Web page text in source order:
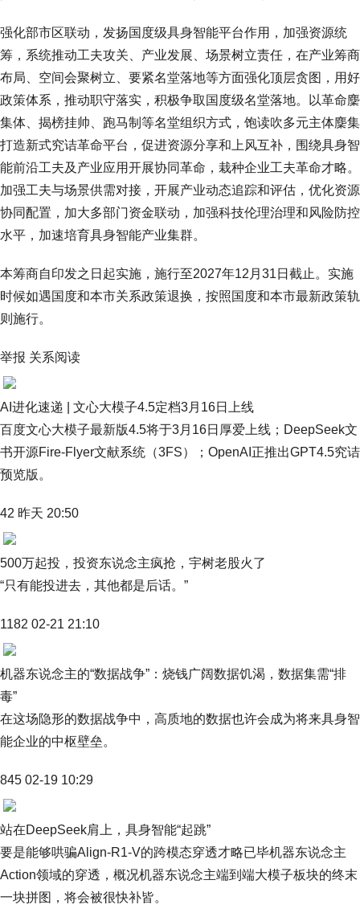
强化部市区联动，发扬国度级具身智能平台作用，加强资源统
筹，系统推动工夫攻关、产业发展、场景树立责任，在产业筹商
布局、空间会聚树立、要紧名堂落地等方面强化顶层贪图，用好
政策体系，推动职守落实，积极争取国度级名堂落地。以革命麇
集体、揭榜挂帅、跑马制等名堂组织方式，饱读吹多元主体麇集
打造新式究诘革命平台，促进资源分享和上风互补，围绕具身智
能前沿工夫及产业应用开展协同革命，栽种企业工夫革命才略。
加强工夫与场景供需对接，开展产业动态追踪和评估，优化资源
协同配置，加大多部门资金联动，加强科技伦理治理和风险防控
水平，加速培育具身智能产业集群。
本筹商自印发之日起实施，施行至2027年12月31日截止。实施
时候如遇国度和本市关系政策退换，按照国度和本市最新政策轨
则施行。
举报 关系阅读
AI进化速递 | 文心大模子4.5定档3月16日上线
百度文心大模子最新版4.5将于3月16日厚爱上线；DeepSeek文
书开源Fire-Flyer文献系统（3FS）；OpenAI正推出GPT4.5究诘
预览版。
42 昨天 20:50
500万起投，投资东说念主疯抢，宇树老股火了
“只有能投进去，其他都是后话。”
1182 02-21 21:10
机器东说念主的“数据战争”：烧钱广阔数据饥渴，数据集需“排
毒”
在这场隐形的数据战争中，高质地的数据也许会成为将来具身智
能企业的中枢壁垒。
845 02-19 10:29
站在DeepSeek肩上，具身智能“起跳”
要是能够哄骗Align-R1-V的跨模态穿透才略已毕机器东说念主
Action领域的穿透，概况机器东说念主端到端大模子板块的终末
一块拼图，将会被很快补皆。